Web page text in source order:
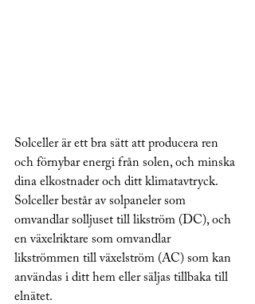
Solceller är ett bra sätt att producera ren
och förnybar energi från solen, och minska
dina elkostnader och ditt klimatavtryck.
Solceller består av solpaneler som
omvandlar solljuset till likström (DC), och
en växelriktare som omvandlar
likströmmen till växelström (AC) som kan
användas i ditt hem eller säljas tillbaka till
elnätet.